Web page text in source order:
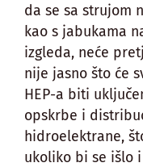
da se sa strujom
kao s jabukama
izgleda, neće
nije jasno što će
HEP-a biti
opskrbe i
hidroelektrane,
ukoliko bi se išlo